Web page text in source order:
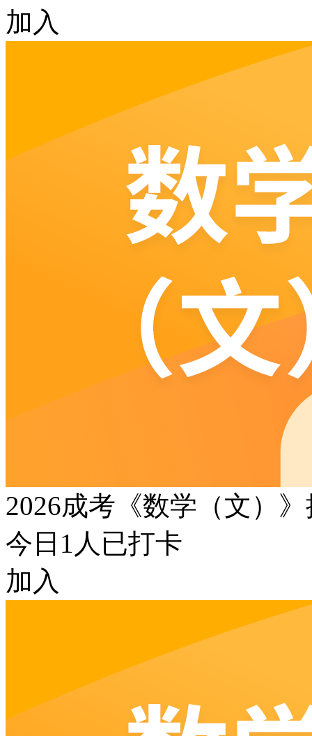
加入
2026成考《数学（文）
今日 1 人已打卡
加入